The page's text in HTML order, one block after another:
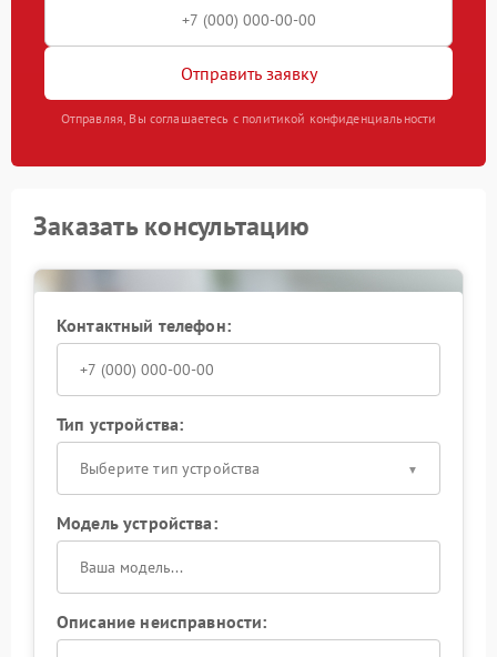
Отправить заявку
Отправляя, Вы соглашаетесь с политикой конфиденциальности
Заказать консультацию
Контактный телефон:
Тип устройства:
Выберите тип устройства
Модель устройства:
Описание неисправности: